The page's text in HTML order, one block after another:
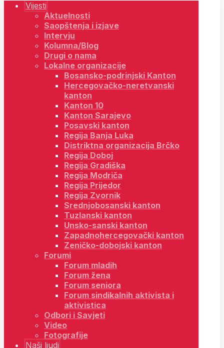
Vijesti
Aktuelnosti
Saopštenja i izjave
Intervju
Kolumna/Blog
Drugi o nama
Lokalne organizacije
Bosansko-podrinjski Kanton
Hercegovačko-neretvanski
kanton
Kanton 10
Kanton Sarajevo
Posavski kanton
Regija Banja Luka
Distriktna organizacija Brčko
Regija Doboj
Regija Gradiška
Regija Modriča
Regija Prijedor
Regija Zvornik
Srednjobosanski kanton
Tuzlanski kanton
Unsko-sanski kanton
Zapadnohercegovački kanton
Zeničko-dobojski kanton
Forumi
Forum mladih
Forum žena
Forum seniora
Forum sindikalnih aktivista i
aktivistica
Odbori i Savjeti
Video
Fotografije
Naši ljudi